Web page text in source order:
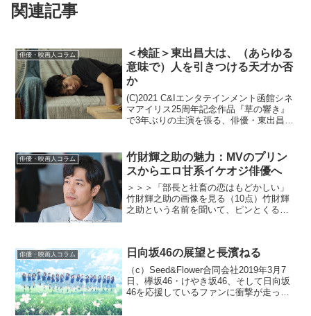
関連記事
俳優・映画人コラム
＜検証＞東出昌大は、（あらゆる
意味で）人を引きつける天才か否
か
(C)2021 C&Iエンタテインメント函館シネ
マアイリス25周年記念作品『草の響き』
で3年ぶりの主演を張る、俳優・東出昌
ンフィデンスマンJP 英雄...
俳優・映画人コラム
竹財輝之助の魅力：MVのプリン
スからエロ甘系イケオジ俳優へ
＞＞＞「部長と社畜の恋はもどかしい」
竹財輝之助の画像を見る（10点）竹財輝
之助という名前を聞いて、ピンとくる人
かしい」で世の中の女性...
俳優・映画人コラム 日向坂46の展望と長濱ねる
（c）Seed&Flower合同会社2019年3月7
日、欅坂46・けやき坂46、そして日向坂
46を応援しているファンに衝撃が走っ